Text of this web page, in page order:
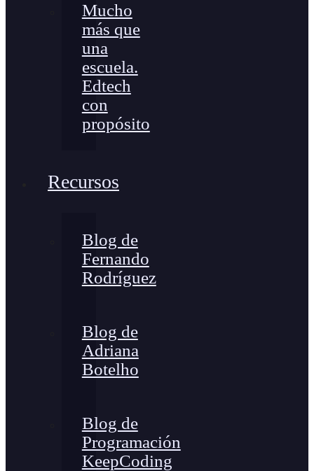
Mucho
más que
una
escuela.
Edtech
con
propósito
Recursos
Blog de
Fernando
Rodríguez
Blog de
Adriana
Botelho
Blog de
Programación
KeepCoding